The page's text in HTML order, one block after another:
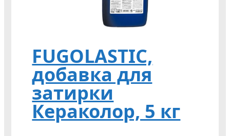
FUGOLASTIC,
добавка для
затирки
Кераколор, 5 кг